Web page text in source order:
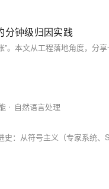
分钟级归因实践
自然语言处理